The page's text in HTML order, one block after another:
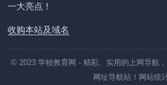
一大亮点！
收购本站及域名
© 2023学校教育网 - 精彩、实用的上网导航
网址导航站！ 网站统